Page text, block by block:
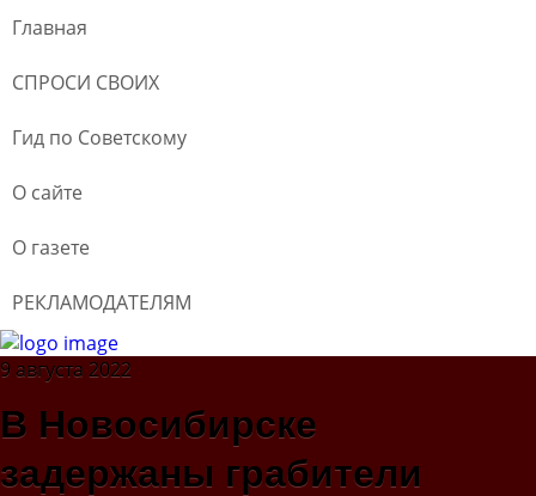
Главная
СПРОСИ СВОИХ
Гид по Советскому
О сайте
О газете
РЕКЛАМОДАТЕЛЯМ
9 августа 2022
В Новосибирске
задержаны грабители